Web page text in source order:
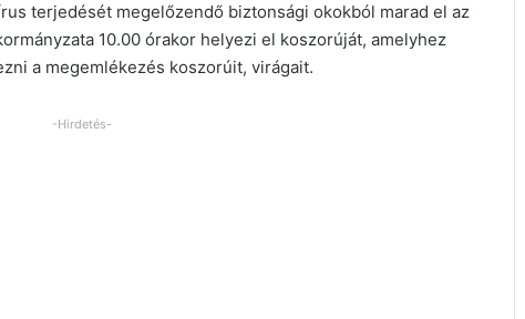
terjedését megelőzendő biztonsági okokból marad el az
10.00 órakor helyezi el koszorúját, amelyhez
a megemlékezés koszorúit, virágait.
-Hirdetés-